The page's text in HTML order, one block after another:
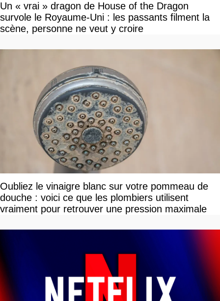
Un « vrai » dragon de House of the Dragon
survole le Royaume-Uni : les passants filment la
scène, personne ne veut y croire
Oubliez le vinaigre blanc sur votre pommeau de
douche : voici ce que les plombiers utilisent
vraiment pour retrouver une pression maximale